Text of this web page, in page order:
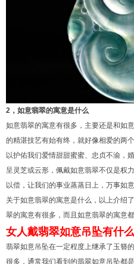
2，如意翡翠的寓意是什么
如意翡翠的寓意有很多，主要还是和如
的精湛技艺有始有终，就好像相爱的两
以护佑我们爱情甜甜蜜蜜、忠贞不渝，
呈灵芝或云形，佩戴如意翡翠不仅是权
以偿，让我们的事业蒸蒸日上，万事如意
关于如意翡翠的寓意是什么，以上介绍
翠的寓意有很多，而且如意翡翠的寓意
女人戴翡翠如意吊坠有什
翡翠如意吊坠在一定程度上继承了玉簪
很多，通常我们看到的翡翠如意吊坠都